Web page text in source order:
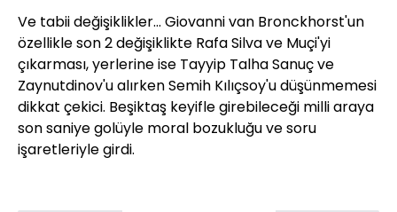
Ve tabii değişiklikler... Giovanni van Bronckhorst'un
özellikle son 2 değişiklikte Rafa Silva ve Muçi'yi
çıkarması, yerlerine ise Tayyip Talha Sanuç ve
Zaynutdinov'u alırken Semih Kılıçsoy'u düşünmemesi
dikkat çekici. Beşiktaş keyifle girebileceği milli araya
son saniye golüyle moral bozukluğu ve soru
işaretleriyle girdi.